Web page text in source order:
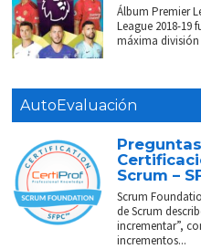
Álbum Premier
League 2018-19
máxima división
AutoEvaluación
Scrum –
Scrum
de Scrum
incrementar”,
incrementos...